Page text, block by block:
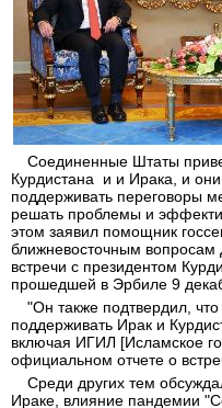
Соединенные Штаты
Курдистана и и Ирака, и
поддерживать переговоры
решать проблемы и
этом заявил помощник
ближневосточным
встречи с президентом
прошедшей в Эрбиле 9
"Он также подтвердил,
поддерживать Ирак и
включая ИГИЛ [Исламское
официальном отчете о
Среди других тем
Ираке, влияние пандемии